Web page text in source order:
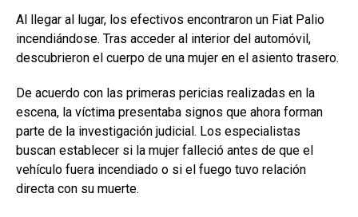
Al llegar al lugar, los efectivos encontraron un Fiat Palio
incendiándose. Tras acceder al interior del automóvil,
descubrieron el cuerpo de una mujer en el asiento trasero.
De acuerdo con las primeras pericias realizadas en la
escena, la víctima presentaba signos que ahora forman
parte de la investigación judicial. Los especialistas
buscan establecer si la mujer falleció antes de que el
vehículo fuera incendiado o si el fuego tuvo relación
directa con su muerte.